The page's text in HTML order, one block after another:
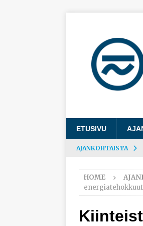
ETUSIVU
AJANKOHTAISTA
HOME